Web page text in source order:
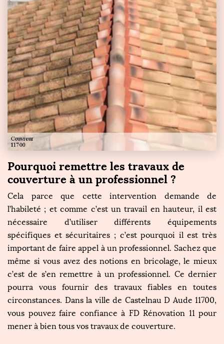
Pourquoi remettre les travaux de
couverture à un professionnel ?
Cela parce que cette intervention demande de
l’habileté ; et comme c’est un travail en hauteur, il est
nécessaire d’utiliser différents équipements
spécifiques et sécuritaires ; c’est pourquoi il est très
important de faire appel à un professionnel. Sachez que
même si vous avez des notions en bricolage, le mieux
c’est de s’en remettre à un professionnel. Ce dernier
pourra vous fournir des travaux fiables en toutes
circonstances. Dans la ville de Castelnau D Aude 11700,
vous pouvez faire confiance à FD Rénovation 11 pour
mener à bien tous vos travaux de couverture.